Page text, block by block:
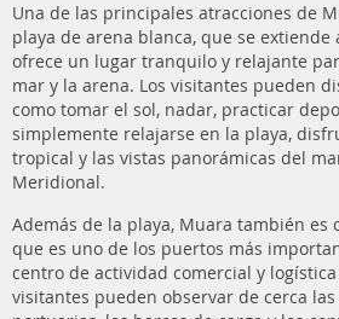
Una de las principales atracciones de
playa de arena blanca, que se extiende
ofrece un lugar tranquilo y relajante
mar y la arena. Los visitantes pueden
como tomar el sol, nadar, practicar
simplemente relajarse en la playa,
tropical y las vistas panorámicas del
Meridional.
Además de la playa, Muara también es
que es uno de los puertos más
centro de actividad comercial y
visitantes pueden observar de cerca